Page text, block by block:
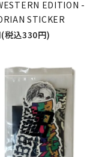
EDITION -
STICKER
税込330円)